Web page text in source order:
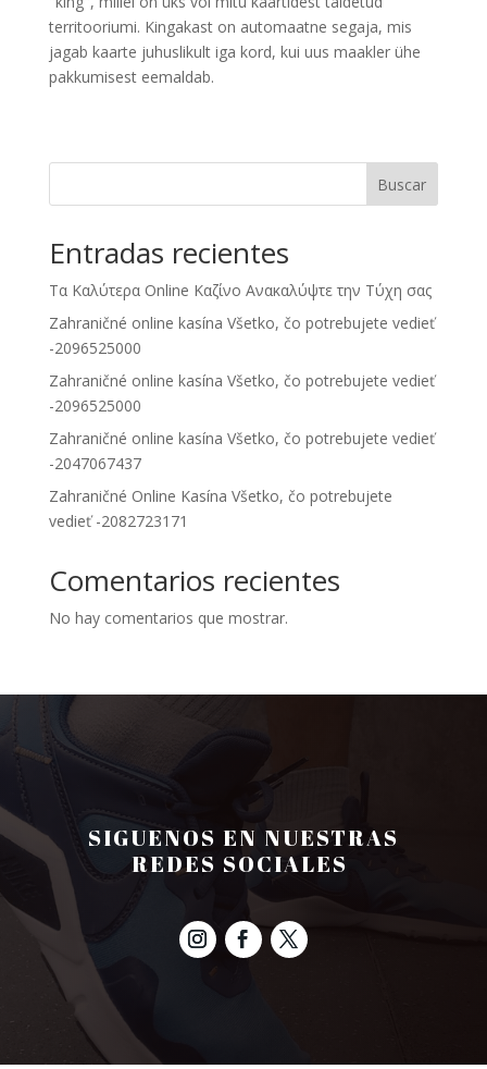
territooriumi. Kingakast on automaatne segaja, mis
jagab kaarte juhuslikult iga kord, kui uus maakler ühe
pakkumisest eemaldab.
Buscar
Entradas recientes
Τα Καλύτερα Online Καζίνο Ανακαλύψτε την Τύχη σας
Zahraničné online kasína Všetko, čo potrebujete vedieť
-2096525000
Zahraničné online kasína Všetko, čo potrebujete vedieť
-2096525000
Zahraničné online kasína Všetko, čo potrebujete vedieť
-2047067437
Zahraničné Online Kasína Všetko, čo potrebujete
vedieť -2082723171
Comentarios recientes
No hay comentarios que mostrar.
SIGUENOS EN NUESTRAS
REDES SOCIALES